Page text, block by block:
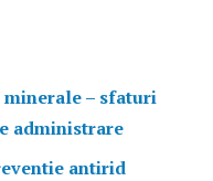
– sfaturi
administrare
antirid